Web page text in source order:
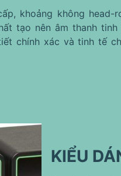
khoảng không
tạo nên âm thanh tinh
chính xác và tinh tế
KIỂU